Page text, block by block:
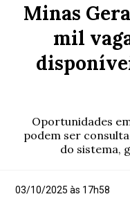
Minas
mil
Oportunidades
podem ser
do sistema,
03/10/2025 às 17h58